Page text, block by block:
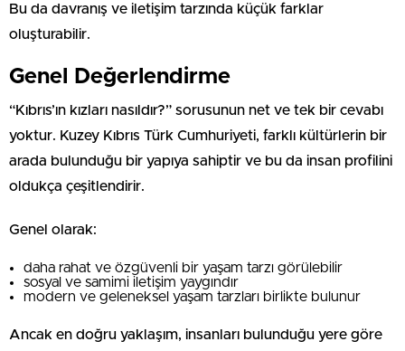
Bu da davranış ve iletişim tarzında küçük farklar
oluşturabilir.
Genel Değerlendirme
“Kıbrıs’ın kızları nasıldır?” sorusunun net ve tek bir cevabı
yoktur. Kuzey Kıbrıs Türk Cumhuriyeti, farklı kültürlerin bir
arada bulunduğu bir yapıya sahiptir ve bu da insan profilini
oldukça çeşitlendirir.
Genel olarak:
daha rahat ve özgüvenli bir yaşam tarzı görülebilir
sosyal ve samimi iletişim yaygındır
modern ve geleneksel yaşam tarzları birlikte bulunur
Ancak en doğru yaklaşım, insanları bulunduğu yere göre